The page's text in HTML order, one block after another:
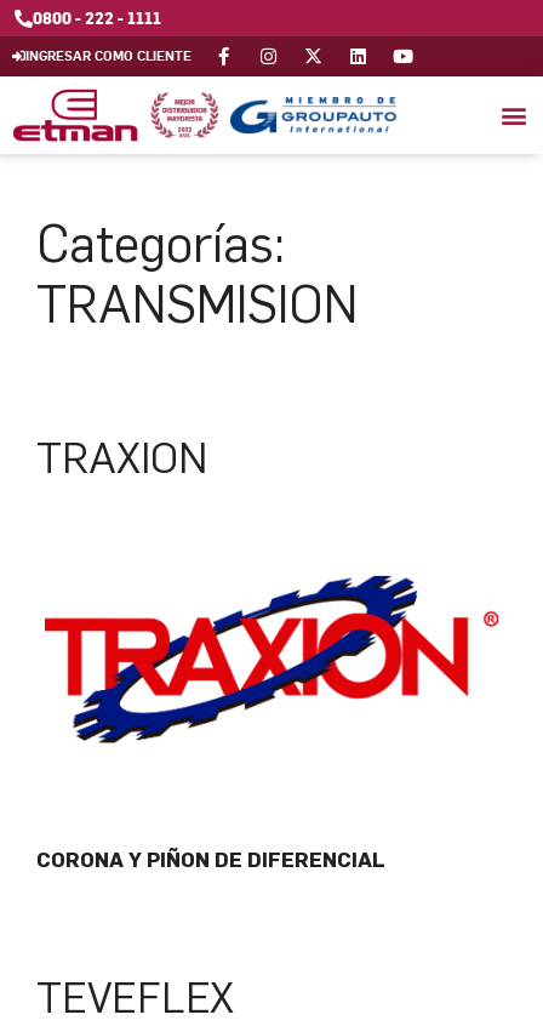
0800 - 222 - 1111
INGRESAR COMO CLIENTE
Categorías:
TRANSMISION
TRAXION
CORONA Y PIÑON DE DIFERENCIAL
TEVEFLEX